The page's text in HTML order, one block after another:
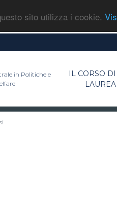
sito utilizza i cookie.
in Politiche e
IL CORSO DI
LAUREA